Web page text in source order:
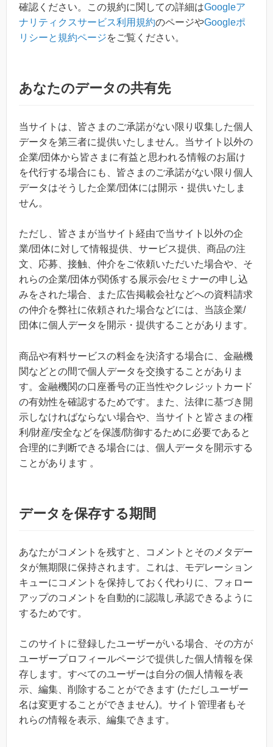
確認ください。この規約に関しての詳細はGoogleア
ナリティクスサービス利用規約のページやGoogleポ
リシーと規約ページをご覧ください。
あなたのデータの共有先
当サイトは、皆さまのご承諾がない限り収集した個人
データを第三者に提供いたしません。当サイト以外の
企業/団体から皆さまに有益と思われる情報のお届け
を代行する場合にも、皆さまのご承諾がない限り個人
データはそうした企業/団体には開示・提供いたしま
せん。
ただし、皆さまが当サイト経由で当サイト以外の企
業/団体に対して情報提供、サービス提供、商品の注
文、応募、接触、仲介をご依頼いただいた場合や、そ
れらの企業/団体が関係する展示会/セミナーの申し込
みをされた場合、また広告掲載会社などへの資料請求
の仲介を弊社に依頼された場合などには、当該企業/
団体に個人データを開示・提供することがあります。
商品や有料サービスの料金を決済する場合に、金融機
関などとの間で個人データを交換することがありま
す。金融機関の口座番号の正当性やクレジットカード
の有効性を確認するためです。また、法律に基づき開
示しなければならない場合や、当サイトと皆さまの権
利/財産/安全などを保護/防御するために必要であると
合理的に判断できる場合には、個人データを開示する
ことがあります 。
データを保存する期間
あなたがコメントを残すと、コメントとそのメタデー
タが無期限に保持されます。これは、モデレーション
キューにコメントを保持しておく代わりに、フォロー
アップのコメントを自動的に認識し承認できるように
するためです。
このサイトに登録したユーザーがいる場合、その方が
ユーザープロフィールページで提供した個人情報を保
存します。すべてのユーザーは自分の個人情報を表
示、編集、削除することができます (ただしユーザー
名は変更することができません)。サイト管理者もそ
れらの情報を表示、編集できます。